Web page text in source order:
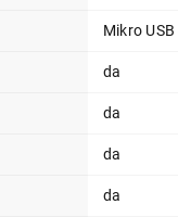
Mikro USB
da
da
da
da